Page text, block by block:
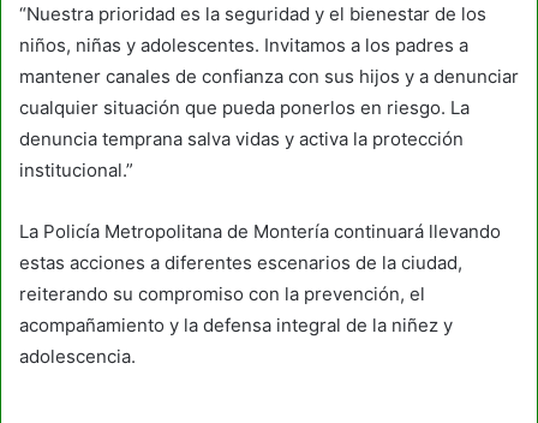
“Nuestra prioridad es la seguridad y el bienestar de los
niños, niñas y adolescentes. Invitamos a los padres a
mantener canales de confianza con sus hijos y a denunciar
cualquier situación que pueda ponerlos en riesgo. La
denuncia temprana salva vidas y activa la protección
institucional.”
La Policía Metropolitana de Montería continuará llevando
estas acciones a diferentes escenarios de la ciudad,
reiterando su compromiso con la prevención, el
acompañamiento y la defensa integral de la niñez y
adolescencia.